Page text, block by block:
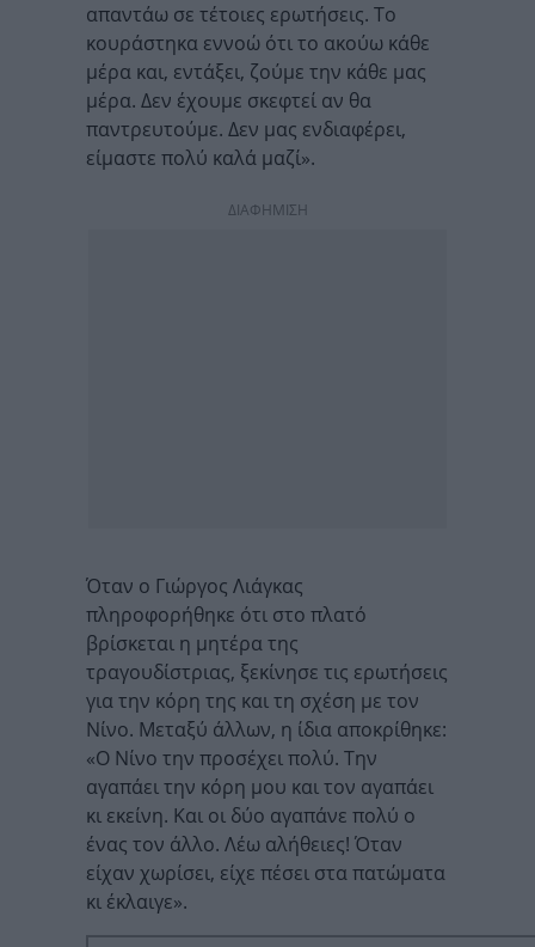
απαντάω σε τέτοιες ερωτήσεις. Το
κουράστηκα εννοώ ότι το ακούω κάθε
μέρα και, εντάξει, ζούμε την κάθε μας
μέρα. Δεν έχουμε σκεφτεί αν θα
παντρευτούμε. Δεν μας ενδιαφέρει,
είμαστε πολύ καλά μαζί».
ΔΙΑΦΗΜΙΣΗ
Όταν ο Γιώργος Λιάγκας
πληροφορήθηκε ότι στο πλατό
βρίσκεται η μητέρα της
τραγουδίστριας, ξεκίνησε τις ερωτήσεις
για την κόρη της και τη σχέση με τον
Νίνο. Μεταξύ άλλων, η ίδια αποκρίθηκε:
«Ο Νίνο την προσέχει πολύ. Την
αγαπάει την κόρη μου και τον αγαπάει
κι εκείνη. Και οι δύο αγαπάνε πολύ ο
ένας τον άλλο. Λέω αλήθειες! Όταν
είχαν χωρίσει, είχε πέσει στα πατώματα
κι έκλαιγε».